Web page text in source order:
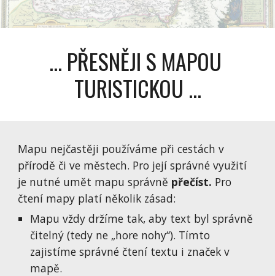
... PŘESNĚJI S MAPOU
TURISTICKOU ...
Mapu nejčastěji používáme při cestách v
přírodě či ve městech. Pro její správné využití
je nutné umět mapu správně přečíst. Pro
čtení mapy platí několik zásad:
Mapu vždy držíme tak, aby text byl správně
čitelný (tedy ne „hore nohy“). Tímto
zajistíme správné čtení textu i značek v
mapě.